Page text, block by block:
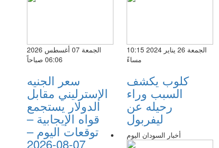
الجمعة 07 أغسطس 2026
06:06 صباحاً
سعر الجنيه
الإسترليني مقابل
الدولار يستجمع
قواه الإيجابية –
توقعات اليوم –
07-08-2026
الجمعة 26 يناير 2024 10:15
مساءً
كلوب يكشف
السبب وراء
رحيله عن
ليفربول
أخبار السودان اليوم